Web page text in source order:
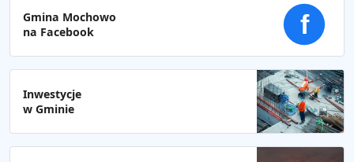
Gmina Mochowo
na Facebook
f
Inwestycje
w Gminie